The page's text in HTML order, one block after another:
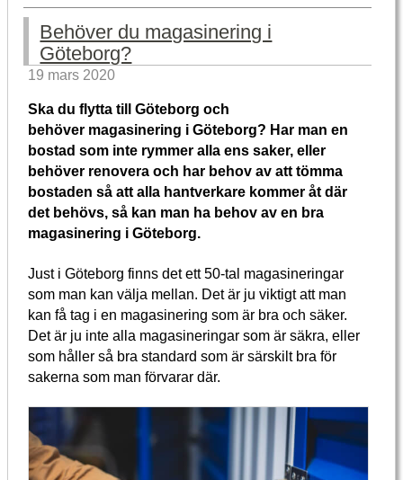
Behöver du magasinering i
Göteborg?
19 mars 2020
Ska du flytta till Göteborg och
behöver magasinering i Göteborg? Har man en
bostad som inte rymmer alla ens saker, eller
behöver renovera och har behov av att tömma
bostaden så att alla hantverkare kommer åt där
det behövs, så kan man ha behov av en bra
magasinering i Göteborg.
Just i Göteborg finns det ett 50-tal magasineringar
som man kan välja mellan. Det är ju viktigt att man
kan få tag i en magasinering som är bra och säker.
Det är ju inte alla magasineringar som är säkra, eller
som håller så bra standard som är särskilt bra för
sakerna som man förvarar där.